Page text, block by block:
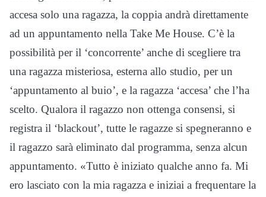
accesa solo una ragazza, la coppia andrà direttamente
ad un appuntamento nella Take Me House. C’è la
possibilità per il ‘concorrente’ anche di scegliere tra
una ragazza misteriosa, esterna allo studio, per un
‘appuntamento al buio’, e la ragazza ‘accesa’ che l’ha
scelto. Qualora il ragazzo non ottenga consensi, si
registra il ‘blackout’, tutte le ragazze si spegneranno e
il ragazzo sarà eliminato dal programma, senza alcun
appuntamento. «Tutto è iniziato qualche anno fa. Mi
ero lasciato con la mia ragazza e iniziai a frequentare la